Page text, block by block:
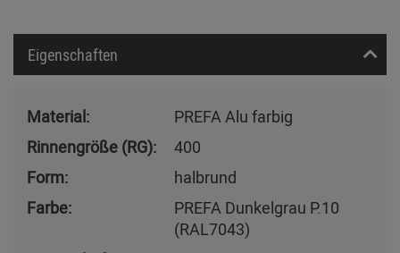
Eigenschaften
Material:
PREFA Alu farbig
Rinnengröße (RG):
400
Form:
halbrund
Farbe:
PREFA Dunkelgrau P.10
(RAL7043)